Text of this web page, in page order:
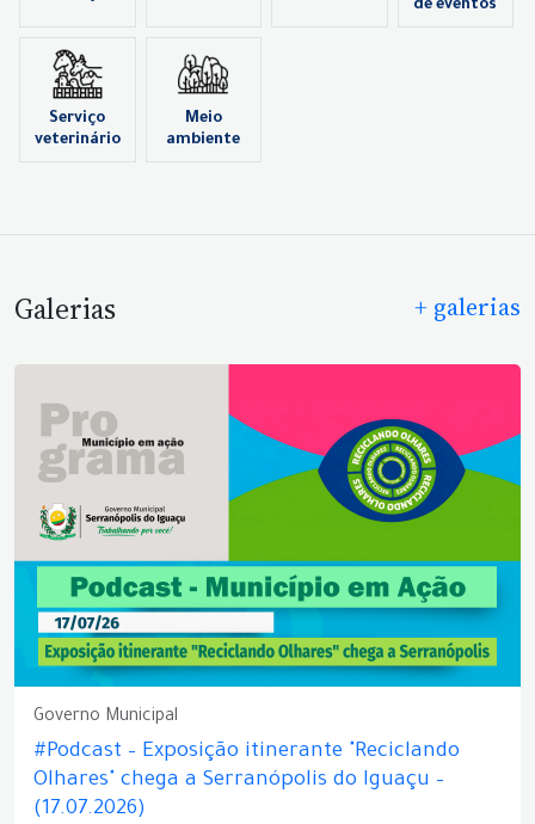
de eventos
Serviço
veterinário
Meio
ambiente
Galerias + galerias
Governo Municipal
#Podcast – Exposição itinerante "Reciclando
Olhares" chega a Serranópolis do Iguaçu –
(17.07.2026)